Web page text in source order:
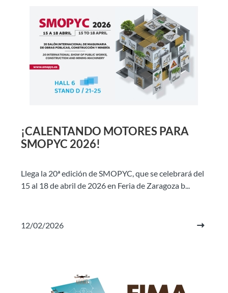
¡CALENTANDO MOTORES PARA
SMOPYC 2026!
Llega la 20ª edición de SMOPYC, que se celebrará del
15 al 18 de abril de 2026 en Feria de Zaragoza b...
12/02/2026